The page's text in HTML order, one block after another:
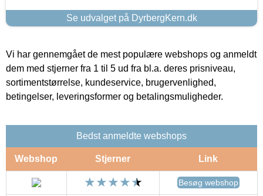
Se udvalget på DyrbergKern.dk
Vi har gennemgået de mest populære webshops og anmeldt
dem med stjerner fra 1 til 5 ud fra bl.a. deres prisniveau,
sortimentstørrelse, kundeservice, brugervenlighed,
betingelser, leveringsformer og betalingsmuligheder.
Bedst anmeldte webshops
Webshop Stjerner Link
Besøg webshop